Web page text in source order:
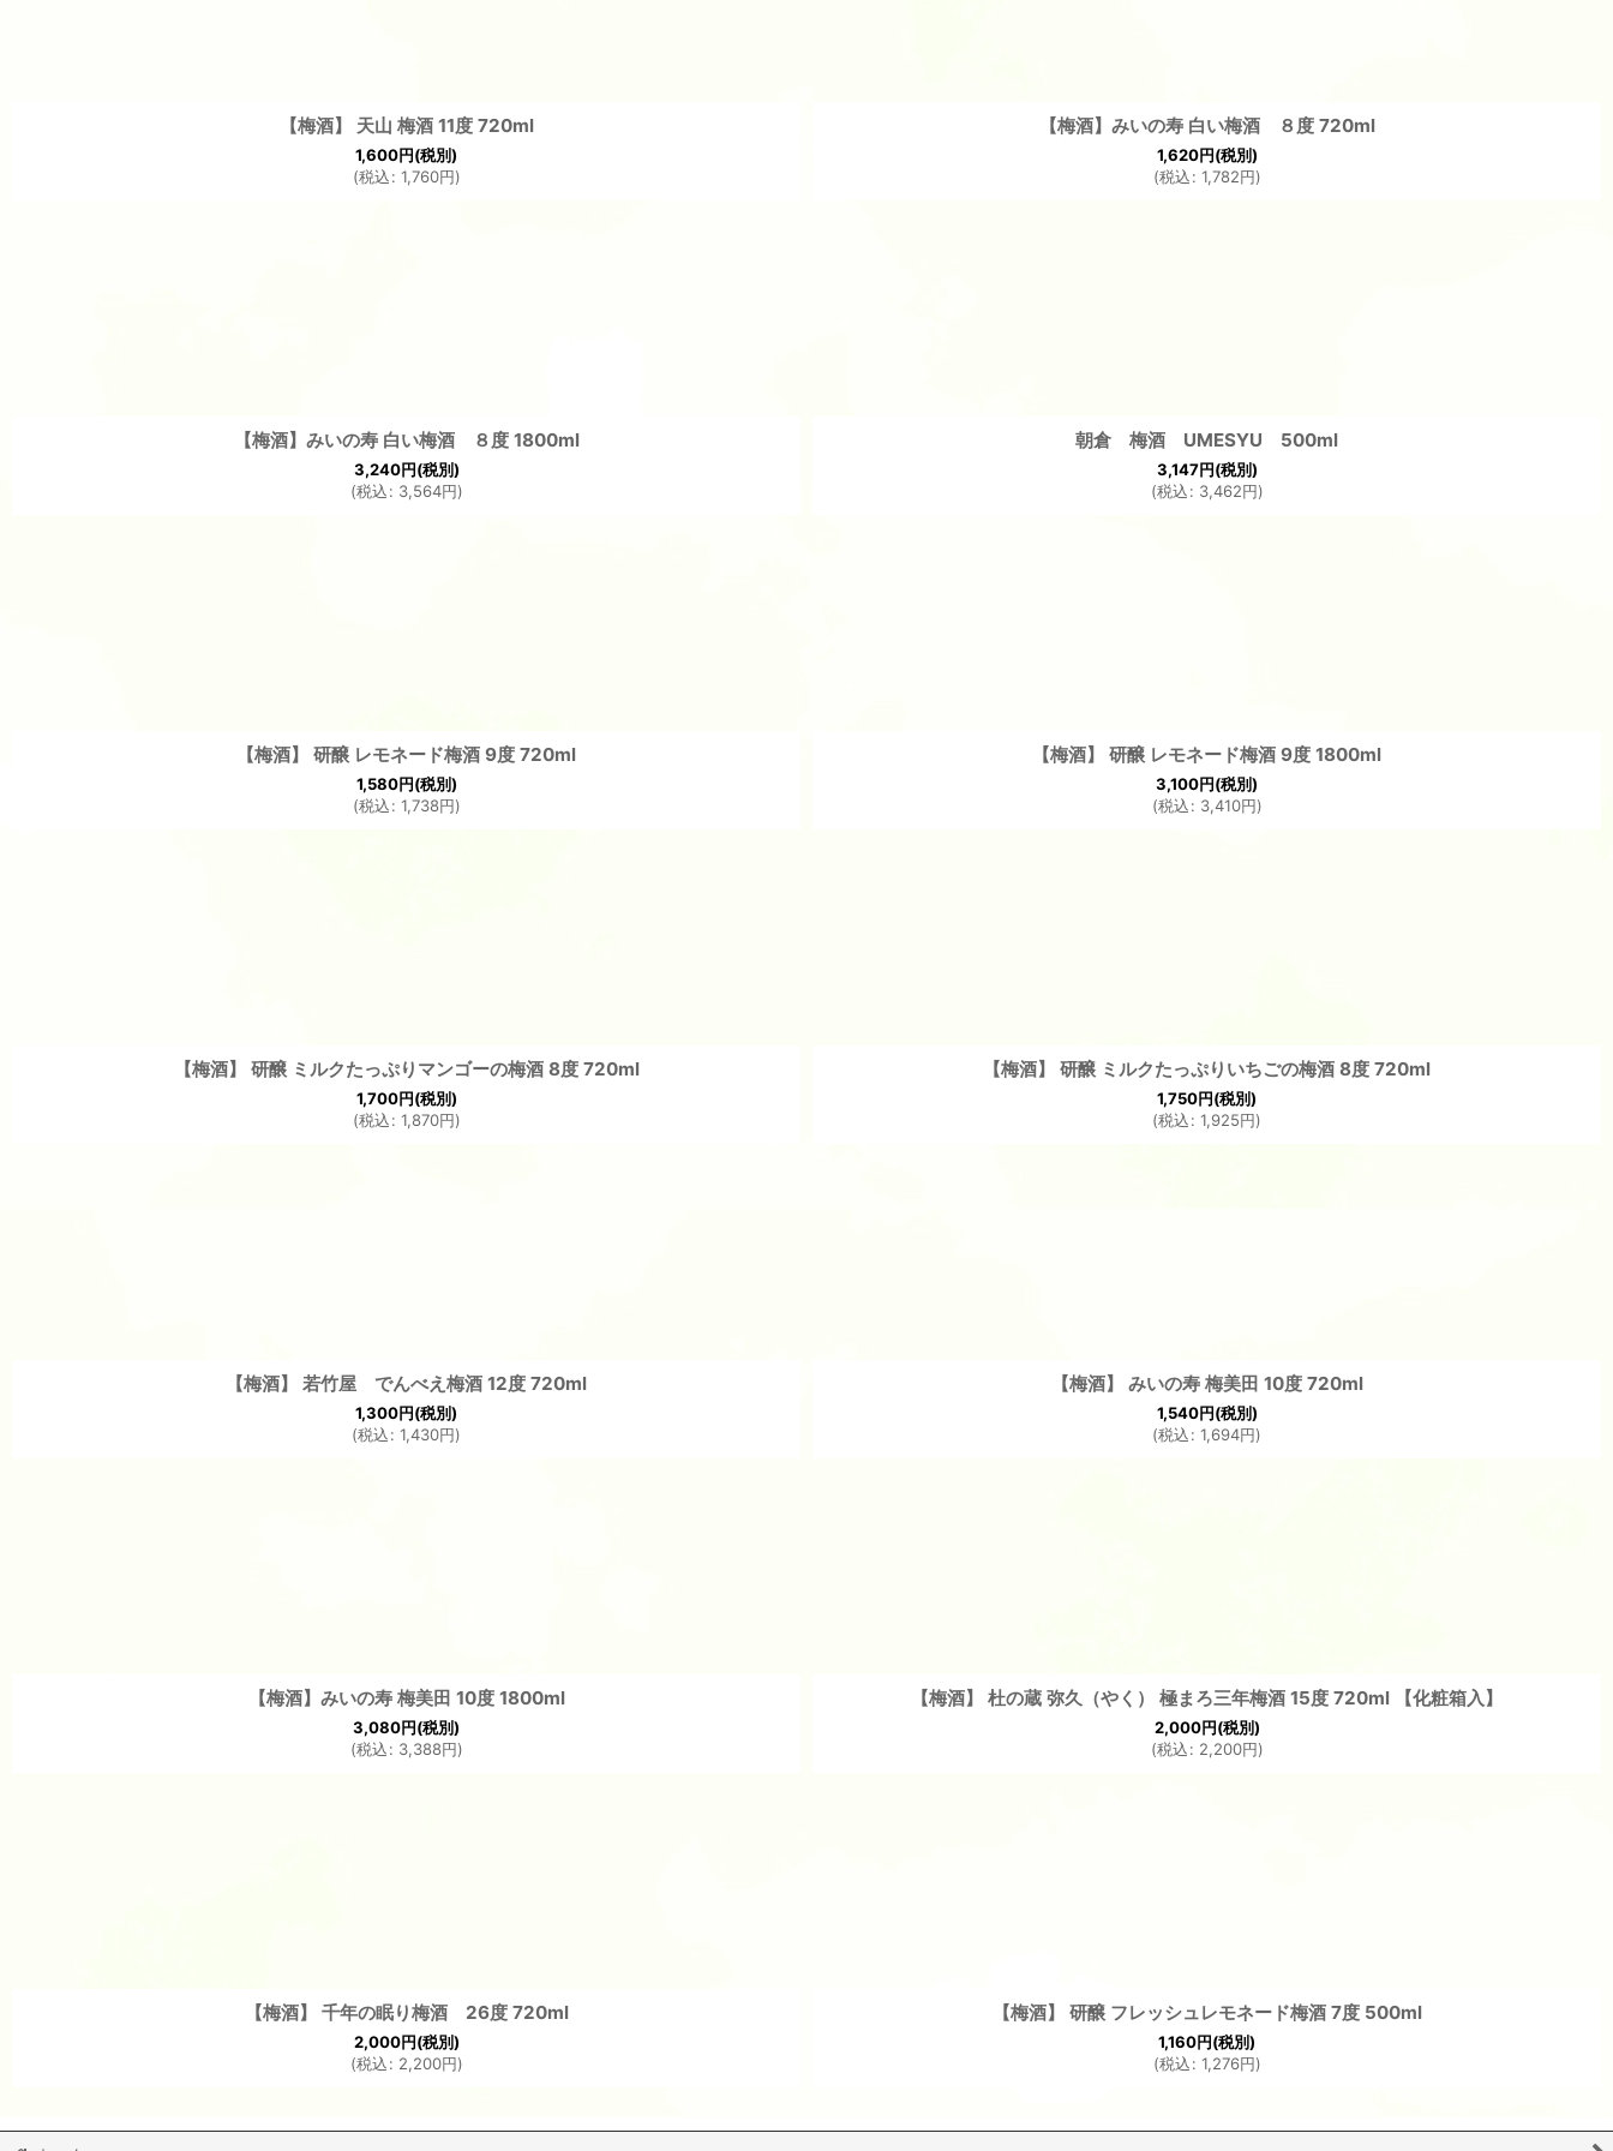
【梅酒】 天山 梅酒 11度 720ml
1,600円(税別)
(税込: 1,760円)
【梅酒】みいの寿 白い梅酒 ８度 720ml
1,620円(税別)
(税込: 1,782円)
【梅酒】みいの寿 白い梅酒 ８度 1800ml
3,240円(税別)
(税込: 3,564円)
朝倉 梅酒 UMESYU 500ml
3,147円(税別)
(税込: 3,462円)
【梅酒】 研醸 レモネード梅酒 9度 720ml
1,580円(税別)
(税込: 1,738円)
【梅酒】 研醸 レモネード梅酒 9度 1800ml
3,100円(税別)
(税込: 3,410円)
【梅酒】 研醸 ミルクたっぷりマンゴーの梅酒 8度 720ml
1,700円(税別)
(税込: 1,870円)
【梅酒】 研醸 ミルクたっぷりいちごの梅酒 8度 720ml
1,750円(税別)
(税込: 1,925円)
【梅酒】 若竹屋 でんべえ梅酒 12度 720ml
1,300円(税別)
(税込: 1,430円)
【梅酒】 みいの寿 梅美田 10度 720ml
1,540円(税別)
(税込: 1,694円)
【梅酒】みいの寿 梅美田 10度 1800ml
3,080円(税別)
(税込: 3,388円)
【梅酒】 杜の蔵 弥久（やく） 極まろ三年梅酒 15度 720ml 【化粧箱入】
2,000円(税別)
(税込: 2,200円)
【梅酒】 千年の眠り梅酒 26度 720ml
2,000円(税別)
(税込: 2,200円)
【梅酒】 研醸 フレッシュレモネード梅酒 7度 500ml
1,160円(税別)
(税込: 1,276円)